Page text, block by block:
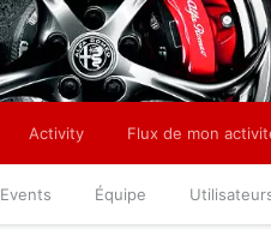
Events Équipe
Activity Flux de mon